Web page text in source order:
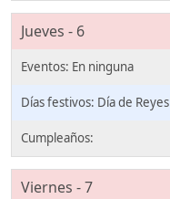
Jueves - 6
Día de Reyes
Viernes - 7